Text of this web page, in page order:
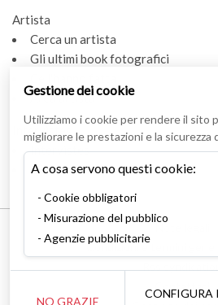
Artista
Cerca un artista
Gli ultimi book fotografici
Area artista
Intervistes
Intervistes
Glossario
Condizioni e termini
Gestione dei cookie
Utilizziamo i cookie per rendere il sito
migliorare le prestazioni e la sicurezza
A cosa servono questi cookie:
Cookie obbligatori
Misurazione del pubblico
Agenzie pubblicitarie
NO GRAZIE
CONFIGURA I